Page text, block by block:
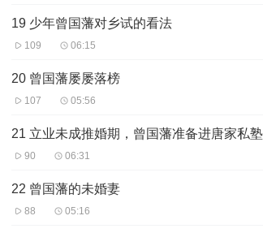
19 少年曾国藩对乡试的看法
109 06:15
20 曾国藩屡屡落榜
107 05:56
21 立业未成推婚期，曾国藩准备进唐家私塾
90 06:31
22 曾国藩的未婚妻
88 05:16